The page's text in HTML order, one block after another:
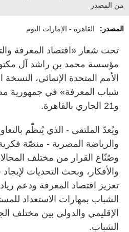
من المصدر
المصدر: القاهرة - الإمارات اليوم
تحت شعار «اقتصاد المعرفة
مؤسسة محمد بن راشد آل
الأمم المتحدة الإنمائي،
و21 الجاري بالقاهرة.
ويُعدّ الملتقى - الذي يُنظّم
والرياضة المصرية - منصّة
وصُنّاع القرار من مختلف
والأفكار، وبحث التحديات
تعزيز اقتصاد المعرفة ودعم
الشباب بمهارات الاستعداد
الإقليمي والدولي بين مختلف
الشباب.